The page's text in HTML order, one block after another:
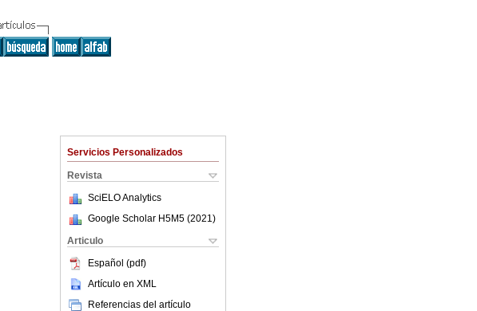
Servicios Personalizados
Revista
SciELO Analytics
Google Scholar H5M5 (2021 )
Articulo
Español (pdf)
Artículo en XML
Referencias del artículo